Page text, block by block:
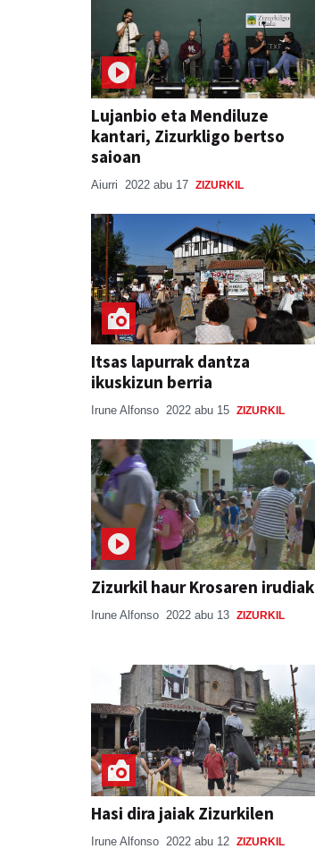
Lujanbio eta Mendiluze
kantari, Zizurkligo bertso
saioan
Aiurri 2022 abu 17 ZIZURKIL
Itsas lapurrak dantza
ikuskizun berria
Irune Alfonso 2022 abu 15 ZIZURKIL
Zizurkil haur Krosaren irudiak
Irune Alfonso 2022 abu 13 ZIZURKIL
Hasi dira jaiak Zizurkilen
Irune Alfonso 2022 abu 12 ZIZURKIL